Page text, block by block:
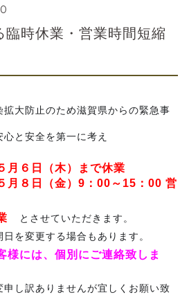
臨時休業・営業時間短縮
大防止のため滋賀県からの緊急事
と安全を第一に考え
月６日（木）まで休業
月８日（金）9：00～15：00 営
とさせていただきます。
を変更する場合もあります。
様には、個別にご連絡致しま
申し訳ありませんが宜しくお願い致